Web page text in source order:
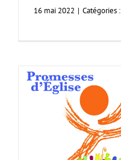
16 mai 2022 | Catégories :